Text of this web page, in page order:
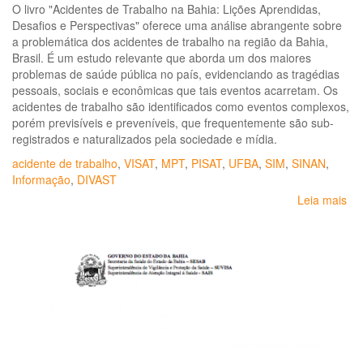
O livro "Acidentes de Trabalho na Bahia: Lições Aprendidas,
Desafios e Perspectivas" oferece uma análise abrangente sobre
a problemática dos acidentes de trabalho na região da Bahia,
Brasil. É um estudo relevante que aborda um dos maiores
problemas de saúde pública no país, evidenciando as tragédias
pessoais, sociais e econômicas que tais eventos acarretam. Os
acidentes de trabalho são identificados como eventos complexos,
porém previsíveis e preveníveis, que frequentemente são sub-
registrados e naturalizados pela sociedade e mídia.
acidente de trabalho, VISAT, MPT, PISAT, UFBA, SIM, SINAN,
Informação, DIVAST
Leia mais